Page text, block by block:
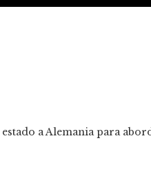
a Alemania para